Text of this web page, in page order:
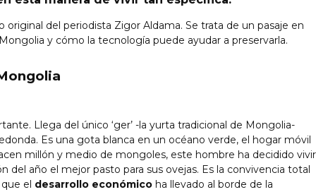
del periodista Zigor Aldama. Se trata de un pasaje en
y cómo la tecnología puede ayudar a preservarla.
Llega del único ‘ger’ -la yurta tradicional de Mongolia-
Es una gota blanca en un océano verde, el hogar móvil
millón y medio de mongoles, este hombre ha decidido vivir
del año el mejor pasto para sus ovejas. Es la convivencia total
el desarrollo económico ha llevado al borde de la